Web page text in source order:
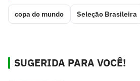
copa do mundo Seleção Brasileira
SUGERIDA PARA VOCÊ!